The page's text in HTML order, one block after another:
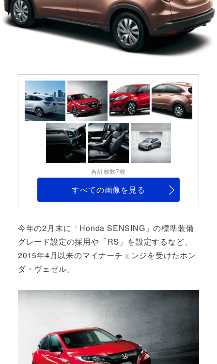
合計枚数7枚
すべての画像を見る
今年の2月末に「Honda SENSING」の標準装備
グレード設定の採用や「RS」を設定するなど、
2015年4月以来のマイナーチェンジを受けたホン
ダ・ヴェゼル。